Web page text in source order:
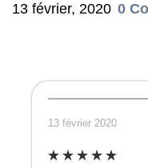
13 février, 2020 0
13 février 2020